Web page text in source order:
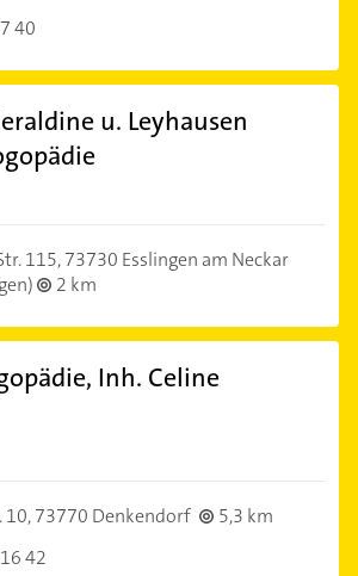
40
u. Leyhausen
115,73730 Esslingen am Neckar
2 km
Inh. Celine
10,73770 Denkendorf
5,3 km
42